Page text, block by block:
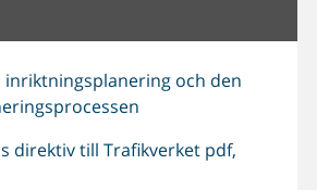
inriktningsplanering och den
direktiv till Trafikverket pdf,